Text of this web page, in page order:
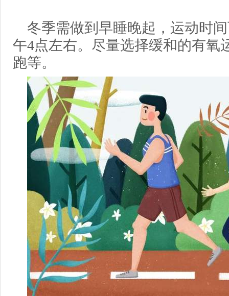
冬季需做到早睡晚起，运动时
午4点左右。尽量选择缓和的有氧
跑等。